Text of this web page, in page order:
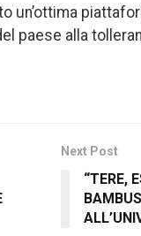
un’ottima
paese alla
Next Post
“TERE,